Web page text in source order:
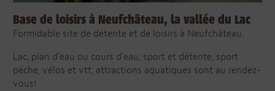
Base de loisirs à Neufchâteau, la vallée du Lac
Formidable site de détente et de loisirs à Neufchâteau.
Lac, plan d’eau ou cours d’eau, sport et détente, sport
pêche, vélos et vtt, attractions aquatiques sont au rendez-
vous!